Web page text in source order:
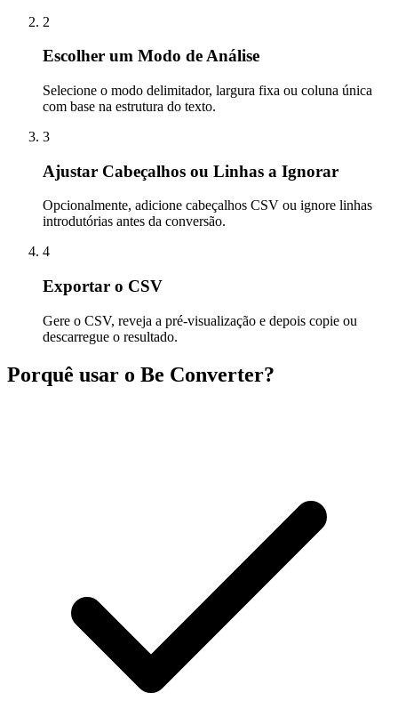
2
Escolher um Modo de Análise
Selecione o modo delimitador, largura fixa ou coluna única
com base na estrutura do texto.
3
Ajustar Cabeçalhos ou Linhas a Ignorar
Opcionalmente, adicione cabeçalhos CSV ou ignore linhas
introdutórias antes da conversão.
4
Exportar o CSV
Gere o CSV, reveja a pré-visualização e depois copie ou
descarregue o resultado.
Porquê usar o Be Converter?